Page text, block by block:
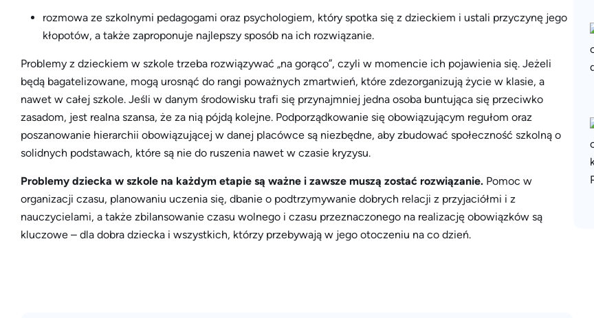
rozmowa ze szkolnymi pedagogami oraz psychologiem, który spotka się z dzieckiem i ustali przyczynę jego
kłopotów, a także zaproponuje najlepszy sposób na ich rozwiązanie.
Problemy z dzieckiem w szkole trzeba rozwiązywać „na gorąco”, czyli w momencie ich pojawienia się. Jeżeli
będą bagatelizowane, mogą urosnąć do rangi poważnych zmartwień, które zdezorganizują życie w klasie, a
nawet w całej szkole. Jeśli w danym środowisku trafi się przynajmniej jedna osoba buntująca się przeciwko
zasadom, jest realna szansa, że za nią pójdą kolejne. Podporządkowanie się obowiązującym regułom oraz
poszanowanie hierarchii obowiązującej w danej placówce są niezbędne, aby zbudować społeczność szkolną o
solidnych podstawach, które są nie do ruszenia nawet w czasie kryzysu.
Problemy dziecka w szkole na każdym etapie są ważne i zawsze muszą zostać rozwiązanie. Pomoc w
organizacji czasu, planowaniu uczenia się, dbanie o podtrzymywanie dobrych relacji z przyjaciółmi i z
nauczycielami, a także zbilansowanie czasu wolnego i czasu przeznaczonego na realizację obowiązków są
kluczowe – dla dobra dziecka i wszystkich, którzy przebywają w jego otoczeniu na co dzień.